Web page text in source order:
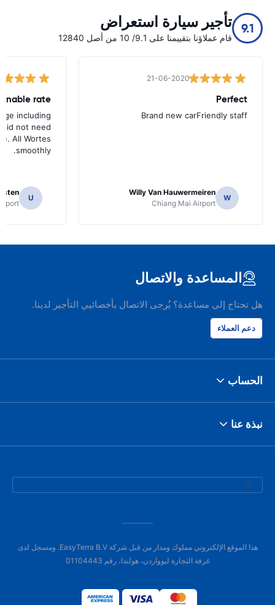
9.1 تأجير سيارة استعراض
قام عملاؤنا بتقييمنا على 9.1/ 10 من أصل 12840
21-06-2020
Perfect
Brand new carFriendly staff
W
Willy Van Hauwermeiren
Chiang Mai Airport
including
did not need
All Wortes
smoothly.
U
المساعدة والاتصال
هل تحتاج إلى مساعدة؟ يُرجى الاتصال بأخصائيي التأجير لدينا.
دعم العملاء
الحساب
نبذة عنا
هذا الموقع الإلكتروني مملوك ومدار من قبل شركة EasyTerra B.V. ومسجل لدى
غرفة التجارة ليوواردن، هولندا، رقم 01104443